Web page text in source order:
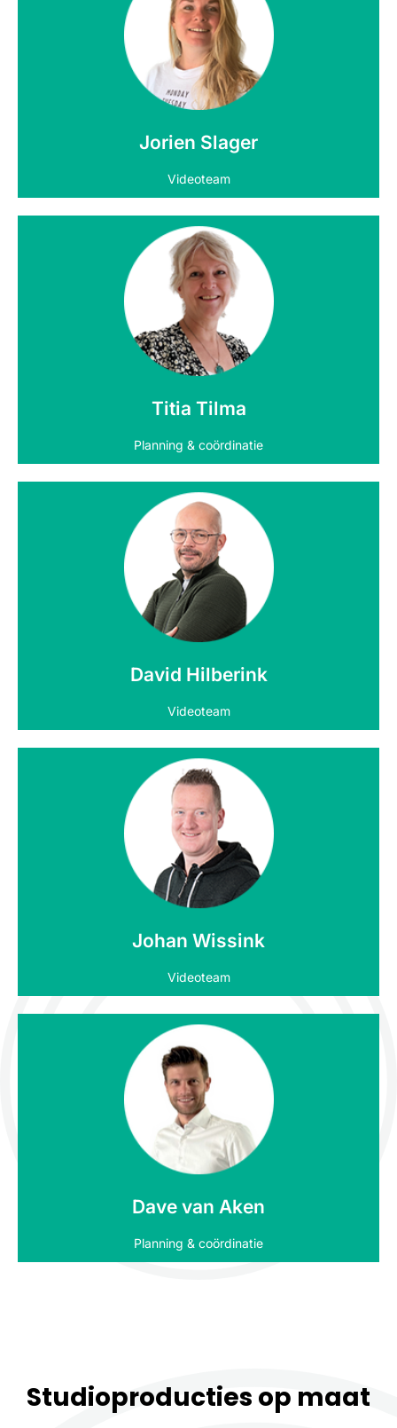
Jorien Slager
Videoteam
Neem contact op
Titia Tilma
Planning & coördinatie
Neem contact op
David Hilberink
Videoteam
Neem contact op
Johan Wissink
Videoteam
Neem contact op
Dave van Aken
Planning & coördinatie
Neem contact op
Studioproducties op maat